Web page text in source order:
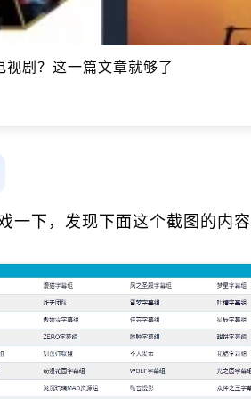
视剧？这一篇文章就够了
一下，发现下面这个截图的内